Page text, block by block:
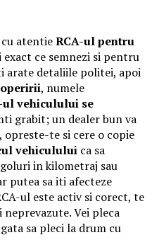
atentieRCA-ul pentru
exact ce semnezi si pentru
arate detaliile politei, apoi
, numele
vehiculului se
grabit; un dealer bun va
opreste-te si cere o copie
vehiculului ca sa
in kilometraj sau
putea sa iti afecteze
ul este activ si corect, te
Vei pleca
sa pleci la drum cu